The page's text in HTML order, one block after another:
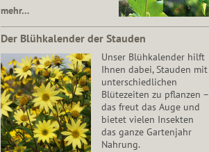
mehr…
Der Blühkalender der Stauden
Unser Blühkalender hilft
Ihnen dabei, Stauden mit
unterschiedlichen
Blütezeiten zu pflanzen –
das freut das Auge und
bietet vielen Insekten
das ganze Gartenjahr
Nahrung.